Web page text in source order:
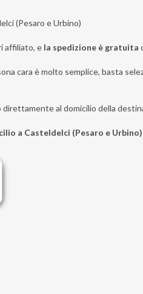
(Pesaro e Urbino)
affiliato, e la spedizione è gratuita
cara è molto semplice, basta
al domicilio della
a Casteldelci (Pesaro e Urbino)